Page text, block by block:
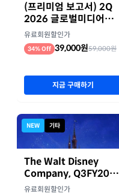
(프리미엄 보고서) 2Q
2026 글로벌미디어기
업 실적 종합 보고서
유료회원할인가
34% Off 39,000원59,000원
지금 구매하기
NEW 기타
The Walt Disney
Company, Q3FY2026
실적자료
유료회원할인가